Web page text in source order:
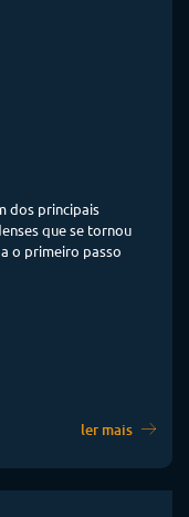
dos principais
que se tornou
o primeiro passo
ler mais